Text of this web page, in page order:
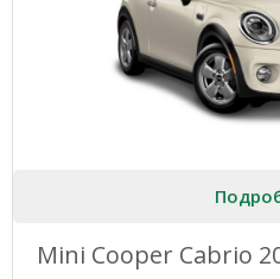
Mini Cooper Cabrio